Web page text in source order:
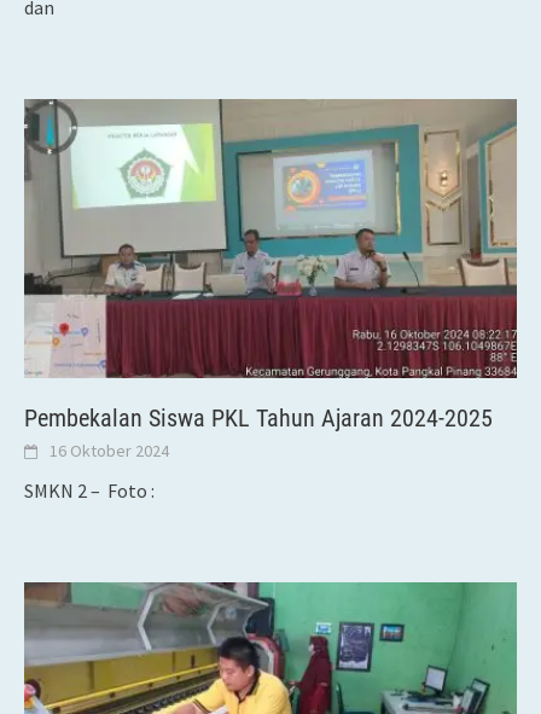
dan
Pembekalan Siswa PKL Tahun Ajaran 2024-2025
16 Oktober 2024
SMKN 2 – Foto :